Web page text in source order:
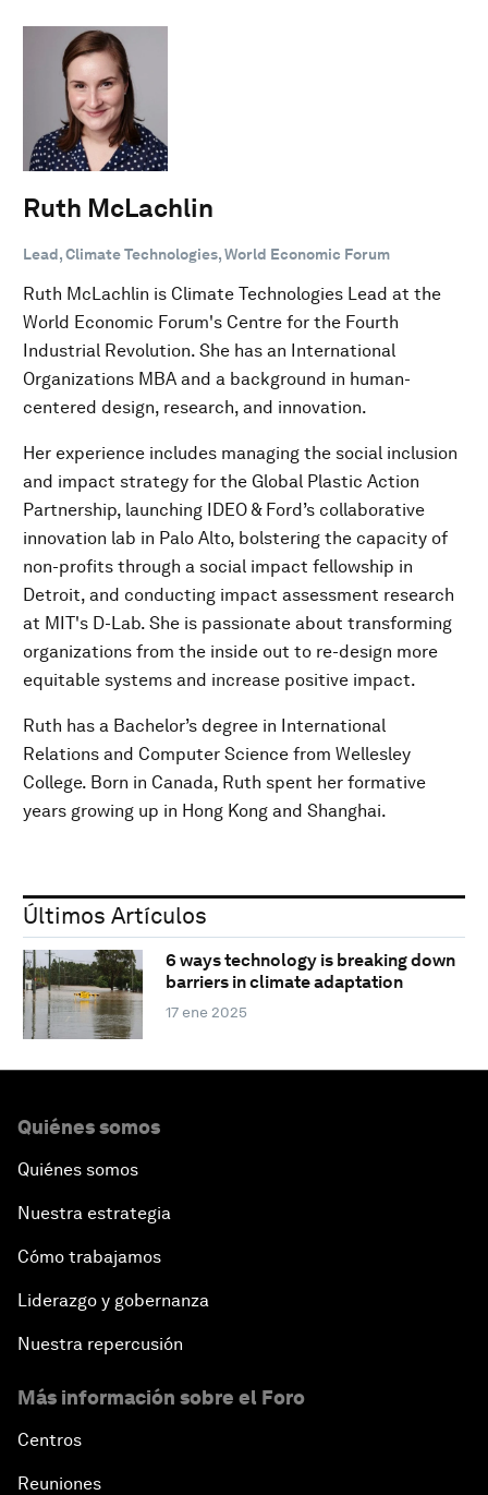
Ruth McLachlin
Lead, Climate Technologies, World Economic Forum
Ruth McLachlin is Climate Technologies Lead at the
World Economic Forum's Centre for the Fourth
Industrial Revolution. She has an International
Organizations MBA and a background in human-
centered design, research, and innovation.
Her experience includes managing the social inclusion
and impact strategy for the Global Plastic Action
Partnership, launching IDEO & Ford’s collaborative
innovation lab in Palo Alto, bolstering the capacity of
non-profits through a social impact fellowship in
Detroit, and conducting impact assessment research
at MIT's D-Lab. She is passionate about transforming
organizations from the inside out to re-design more
equitable systems and increase positive impact.
Ruth has a Bachelor’s degree in International
Relations and Computer Science from Wellesley
College. Born in Canada, Ruth spent her formative
years growing up in Hong Kong and Shanghai.
Últimos Artículos
6 ways technology is breaking down
barriers in climate adaptation
17 ene 2025
Quiénes somos
Quiénes somos
Nuestra estrategia
Cómo trabajamos
Liderazgo y gobernanza
Nuestra repercusión
Más información sobre el Foro
Centros
Reuniones